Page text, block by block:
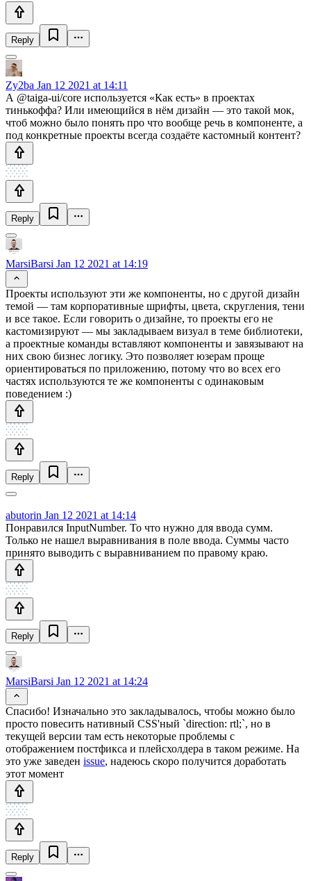
Reply
Zy2ba Jan 12 2021 at 14:11
А @taiga-ui/core используется «Как есть» в проектах
тинькоффа? Или имеющийся в нём дизайн — это такой мок,
чтоб можно было понять про что вообще речь в компоненте, а
под конкретные проекты всегда создаёте кастомный контент?
Reply
MarsiBarsi Jan 12 2021 at 14:19
Проекты используют эти же компоненты, но с другой дизайн
темой — там корпоративные шрифты, цвета, скругления, тени
и все такое. Если говорить о дизайне, то проекты его не
кастомизируют — мы закладываем визуал в теме библиотеки,
а проектные команды вставляют компоненты и завязывают на
них свою бизнес логику. Это позволяет юзерам проще
ориентироваться по приложению, потому что во всех его
частях используются те же компоненты с одинаковым
поведением :)
Reply
abutorin Jan 12 2021 at 14:14
Понравился InputNumber. То что нужно для ввода сумм.
Только не нашел выравнивания в поле ввода. Суммы часто
принято выводить с выравниванием по правому краю.
Reply
MarsiBarsi Jan 12 2021 at 14:24
Спасибо! Изначально это закладывалось, чтобы можно было
просто повесить нативный CSS'ный `direction: rtl;`, но в
текущей версии там есть некоторые проблемы с
отображением постфикса и плейсхолдера в таком режиме. На
это уже заведен issue, надеюсь скоро получится доработать
этот момент
Reply